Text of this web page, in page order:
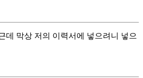
데 막상 저의 이력서에 넣으려니 넣으